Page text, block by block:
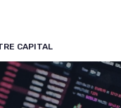
CAPITAL